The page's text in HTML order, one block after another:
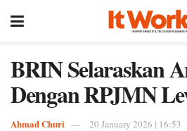
BRIN Selaraskan
Dengan RPJMN
Ahmad Churi 20 January 2026 | 16:53